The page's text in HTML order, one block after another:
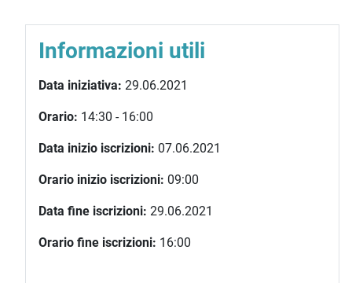
Informazioni utili
Data iniziativa: 29.06.2021
Orario: 14:30 - 16:00
Data inizio iscrizioni: 07.06.2021
Orario inizio iscrizioni: 09:00
Data fine iscrizioni: 29.06.2021
Orario fine iscrizioni: 16:00